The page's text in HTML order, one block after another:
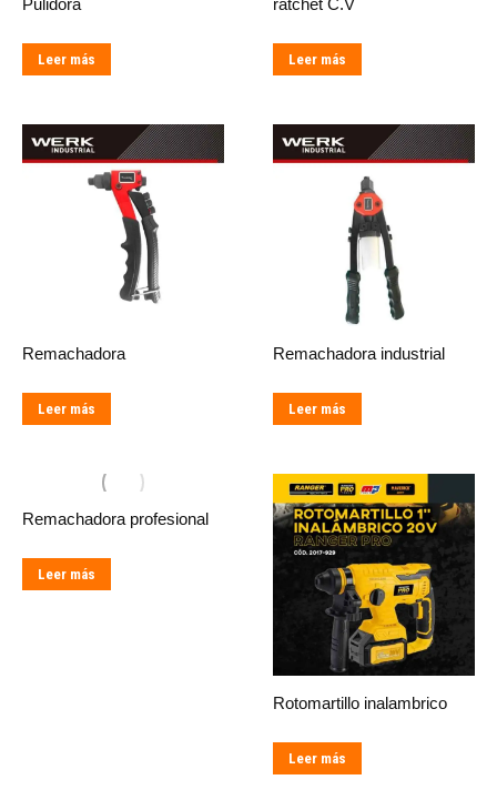
Pulidora
Leer más
ratchet C.V
Leer más
Remachadora
Leer más
Remachadora industrial
Leer más
Remachadora profesional
Leer más
Rotomartillo inalambrico
Leer más